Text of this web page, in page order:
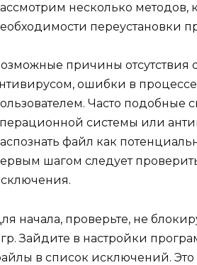
несколько методов,
переустановки
причины отсутствия
ошибки в
Часто подобные
системы или
файл как
шагом следует
начала, проверьте, не
Зайдите в настройки
в список исключений. Это